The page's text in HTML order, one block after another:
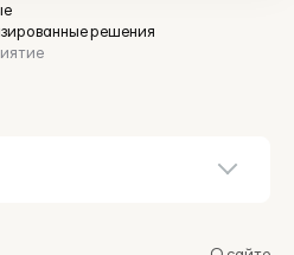
решения